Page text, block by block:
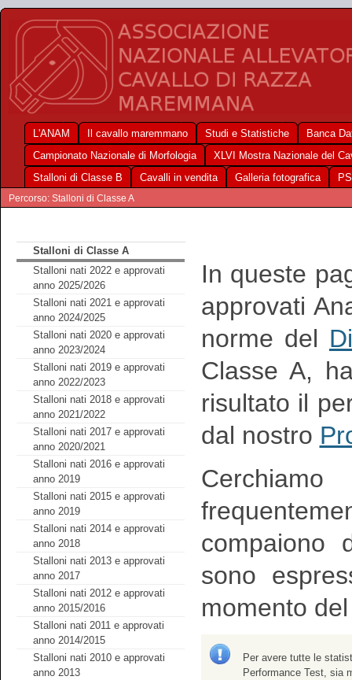
L'ANAM Il cavallo maremmano Studi e Statistiche
Banca
Campionato Nazionale di Morfologia
XLVI Mostra Nazionale del
Stalloni di Classe B
Cavalli in vendita Galleria fotografica
Percorso: Stalloni di Classe A
Stalloni di Classe A
Stalloni nati 2022 e approvati
anno 2025/2026
Stalloni nati 2021 e approvati
anno 2024/2025
Stalloni nati 2020 e approvati
anno 2023/2024
Stalloni nati 2019 e approvati
anno 2022/2023
Stalloni nati 2018 e approvati
anno 2021/2022
Stalloni nati 2017 e approvati
anno 2020/2021
Stalloni nati 2016 e approvati
anno 2019
Stalloni nati 2015 e approvati
anno 2019
Stalloni nati 2014 e approvati
anno 2018
Stalloni nati 2013 e approvati
anno 2017
Stalloni nati 2012 e approvati
anno 2015/2016
Stalloni nati 2011 e approvati
anno 2014/2015
Stalloni nati 2010 e approvati
anno 2013
In queste
approvati
norme del
Classe A,
risultato il
dal nostro
compaiono
sono
momento
Per avere tutte le
Performance Test, sia